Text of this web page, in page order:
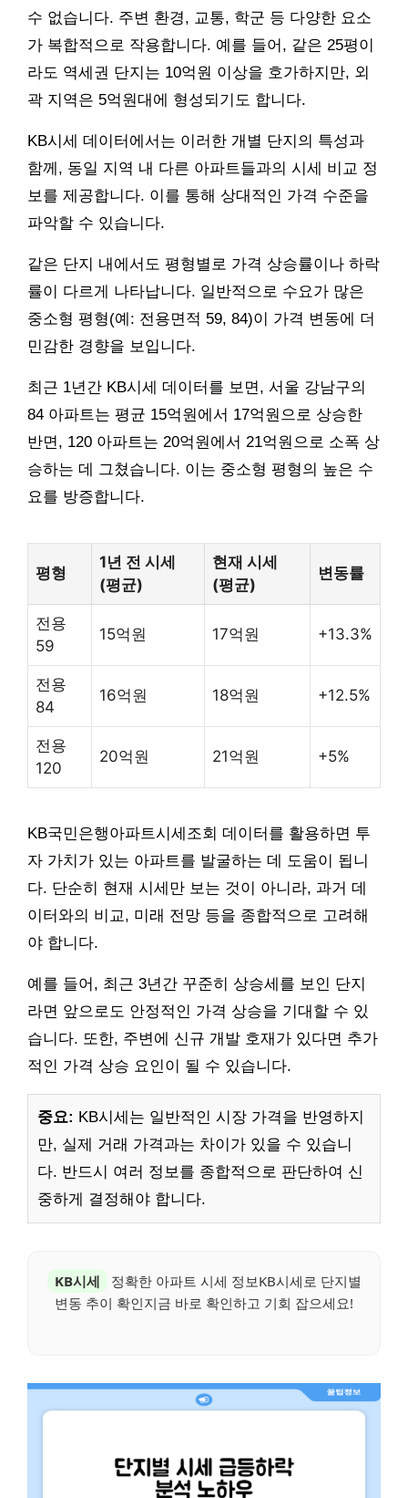
수 없습니다. 주변 환경, 교통, 학군 등 다양한 요소
가 복합적으로 작용합니다. 예를 들어, 같은 25평이
라도 역세권 단지는 10억원 이상을 호가하지만, 외
곽 지역은 5억원대에 형성되기도 합니다.
KB시세 데이터에서는 이러한 개별 단지의 특성과
함께, 동일 지역 내 다른 아파트들과의 시세 비교 정
보를 제공합니다. 이를 통해 상대적인 가격 수준을
파악할 수 있습니다.
같은 단지 내에서도 평형별로 가격 상승률이나 하락
률이 다르게 나타납니다. 일반적으로 수요가 많은
중소형 평형(예: 전용면적 59, 84)이 가격 변동에 더
민감한 경향을 보입니다.
최근 1년간 KB시세 데이터를 보면, 서울 강남구의
84 아파트는 평균 15억원에서 17억원으로 상승한
반면, 120 아파트는 20억원에서 21억원으로 소폭 상
승하는 데 그쳤습니다. 이는 중소형 평형의 높은 수
요를 방증합니다.
평형
1년 전 시세
(평균)
현재 시세
(평균)
변동률
전용
59
15억원 17억원 +13.3%
전용
84
16억원 18억원 +12.5%
전용
120
20억원 21억원 +5%
KB국민은행아파트시세조회 데이터를 활용하면 투
자 가치가 있는 아파트를 발굴하는 데 도움이 됩니
다. 단순히 현재 시세만 보는 것이 아니라, 과거 데
이터와의 비교, 미래 전망 등을 종합적으로 고려해
야 합니다.
예를 들어, 최근 3년간 꾸준히 상승세를 보인 단지
라면 앞으로도 안정적인 가격 상승을 기대할 수 있
습니다. 또한, 주변에 신규 개발 호재가 있다면 추가
적인 가격 상승 요인이 될 수 있습니다.
중요: KB시세는 일반적인 시장 가격을 반영하지
만, 실제 거래 가격과는 차이가 있을 수 있습니
다. 반드시 여러 정보를 종합적으로 판단하여 신
중하게 결정해야 합니다.
KB시세
정확한 아파트 시세 정보KB시세로 단지별
변동 추이 확인지금 바로 확인하고 기회 잡으세요!